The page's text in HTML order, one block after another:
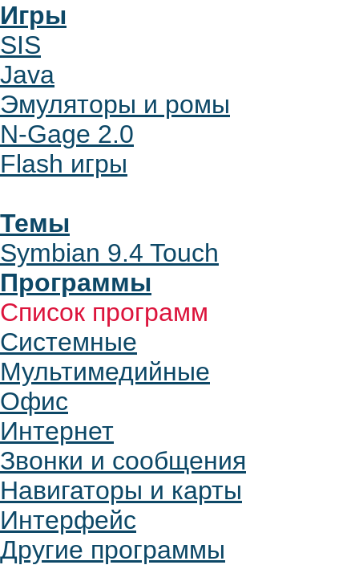
Игры
SIS
Java
Эмуляторы и ромы
N-Gage 2.0
Flash игры
Темы
Symbian 9.4 Touch
Программы
Список программ
Системные
Мультимедийные
Офис
Интернет
Звонки и сообщения
Навигаторы и карты
Интерфейс
Другие программы